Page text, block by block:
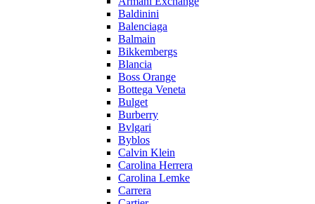
Baldinini
Balenciaga
Balmain
Bikkembergs
Blancia
Boss Orange
Bottega Veneta
Bulget
Burberry
Bvlgari
Byblos
Calvin Klein
Carolina Herrera
Carolina Lemke
Carrera